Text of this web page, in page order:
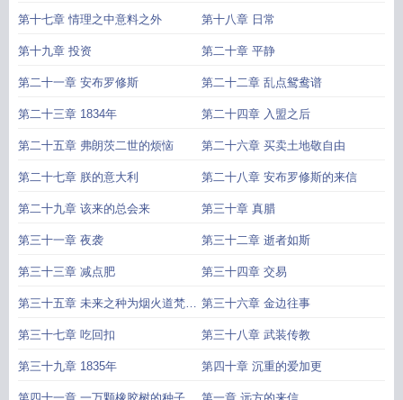
第十七章 情理之中意料之外 第十八章 日常
第十九章 投资 第二十章 平静
第二十一章 安布罗修斯 第二十二章 乱点鸳鸯谱
第二十三章 1834年 第二十四章 入盟之后
第二十五章 弗朗茨二世的烦恼 第二十六章 买卖土地敬自由
第二十七章 朕的意大利 第二十八章 安布罗修斯的来信
第二十九章 该来的总会来 第三十章 真腊
第三十一章 夜袭 第三十二章 逝者如斯
第三十三章 减点肥 第三十四章 交易
第三十五章 未来之种为烟火道梵和
过生日的神州布武天下封刀加更
第三十六章 金边往事
第三十七章 吃回扣 第三十八章 武装传教
第三十九章 1835年 第四十章 沉重的爱加更